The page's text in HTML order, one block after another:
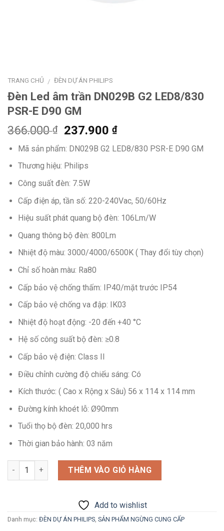
TRANG CHỦ / ĐÈN DỰ ÁN PHILIPS
Đèn Led âm trần DN029B G2 LED8/830
PSR-E D90 GM
366.000₫
Giá
gốc
là:
366.000 ₫.
237.900₫Giá
hiện
tại
Mã sản phẩm: DN029B G2 LED8/830 PSR-E D90 GM
Thương hiệu: Philips
Công suất đèn: 7.5W
Cấp điện áp, tần số: 220-240Vac, 50/60Hz
Hiệu suất phát quang bộ đèn: 106Lm/W
Quang thông bộ đèn: 800Lm
Nhiệt độ màu: 3000/4000/6500K ( Thay đổi tùy chọn)
Chỉ số hoàn màu: Ra80
Cấp bảo vệ chống thấm: IP40/mặt trước IP54
Cấp bảo vệ chống va đập: IK03
Nhiệt độ hoạt động: -20 đến +40 °C
Hệ số công suất bộ đèn: ≥0.8
Cấp bảo vệ điện: Class II
Điều chỉnh cường độ chiếu sáng: Có
Kích thước: ( Cao x Rộng x Sâu) 56 x 114 x 114 mm
Đường kính khoét lỗ: Ø90mm
Tuổi thọ bộ đèn: 20,000 hrs
Thời gian bảo hành: 03 năm
Số lượng THÊM VÀO GIỎ HÀNG
Add to wishlist
Danh mục: ĐÈN DỰ ÁN PHILIPS SẢN PHẨM NGỪNG CUNG CẤP